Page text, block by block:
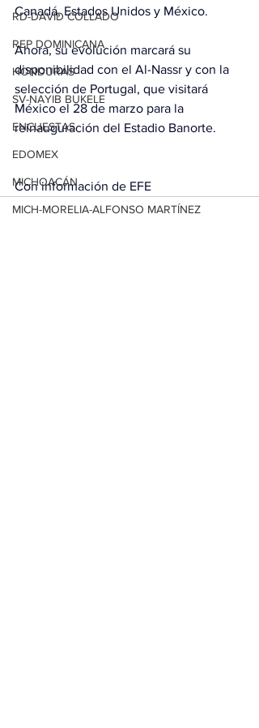
RD-DAVID COLLADO
REP DOMINICANA
HONDURAS
SV-NAYIB BUKELE
ENCUESTAS
EDOMEX
MICHOACÁN
MICH-MORELIA-ALFONSO MARTÍNEZ
Canadá, Estados Unidos y México.
Ahora, su evolución marcará su
disponibilidad con el Al-Nassr y con la
selección de Portugal, que visitará
México el 28 de marzo para la
reinauguración del Estadio Banorte.
Con información de EFE